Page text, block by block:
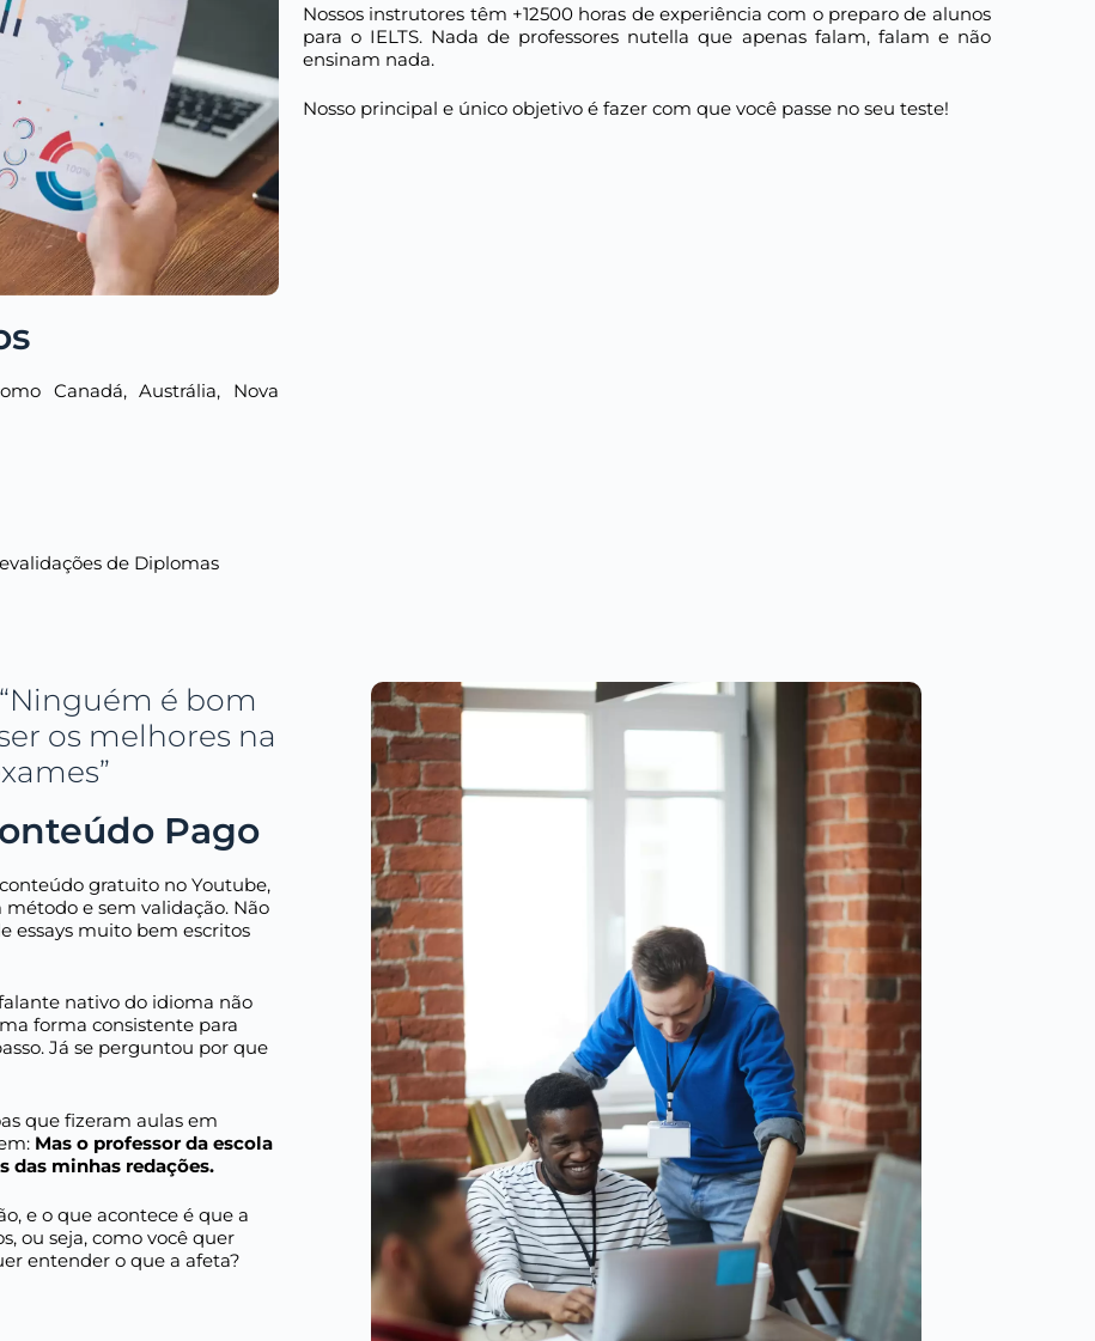
Canadá, Austrália, Nova
de Diplomas
Nossos instrutores têm +12500 horas de experiência com o preparo de alunos
para o IELTS. Nada de professores nutella que apenas falam, falam e não
ensinam nada.
Nosso principal e único objetivo é fazer com que você passe no seu teste!
é bom
os melhores na
Pago
gratuito no Youtube,
e sem validação. Não
essays muito bem escritos
nativo do idioma não
forma consistente para
Já se perguntou por que
que fizeram aulas em
Mas o professor da escola
das minhas redações.
e o que acontece é que a
ou seja, como você quer
entender o que a afeta?